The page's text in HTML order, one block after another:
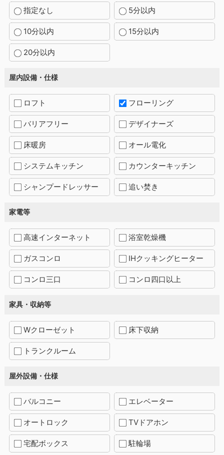
指定なし 5分以内
10分以内 15分以内
20分以内
屋内設備・仕様
ロフト フローリング
バリアフリー デザイナーズ
床暖房 オール電化
システムキッチン カウンターキッチン
シャンプードレッサー 追い焚き
家電等
高速インターネット 浴室乾燥機
ガスコンロ IHクッキングヒーター
コンロ三口 コンロ四口以上
家具・収納等
Wクローゼット 床下収納
トランクルーム
屋外設備・仕様
バルコニー エレベーター
オートロック TVドアホン
宅配ボックス 駐輪場